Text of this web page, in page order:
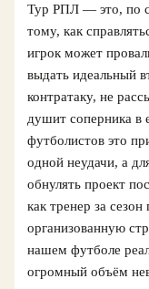
Тур РПЛ — это, по
тому, как
игрок может
выдать идеальный
контратаку, не
душит соперника
футболистов это
одной неудачи, а
обнулять проект
как тренер за
организованную
нашем футболе
огромный объём